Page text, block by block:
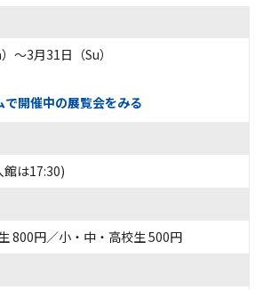
〜3月31日（Su）
で開催中の展覧会をみる
館は17:30)
800円／小・中・高校生 500円